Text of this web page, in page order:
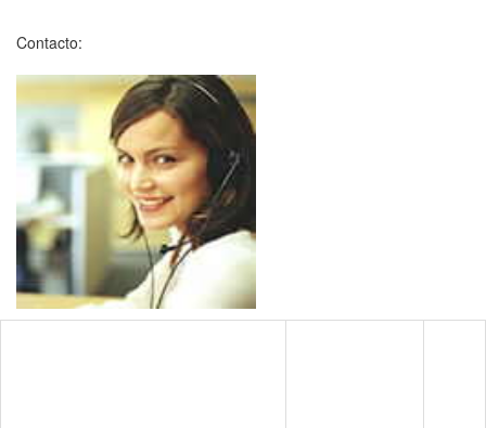
Contacto: